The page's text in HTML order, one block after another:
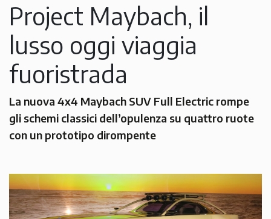
Project Maybach, il
lusso oggi viaggia
fuoristrada
La nuova 4x4 Maybach SUV Full Electric rompe
gli schemi classici dell’opulenza su quattro ruote
con un prototipo dirompente